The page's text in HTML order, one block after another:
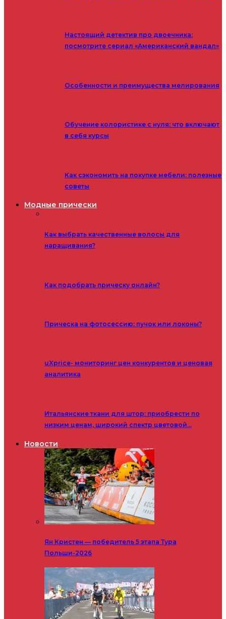
Настоящий детектив про двоечника:
посмотрите сериал «Американский вандал»
Особенности и преимущества мелирования
Обучение колористике с нуля: что включают
в себя курсы
Как сэкономить на покупке мебели: полезные
советы
Модные прически
Как выбрать качественные волосы для
наращивания?
Как подобрать прическу онлайн?
Прическа на фотосессию: пучок или локоны?
uXprice- мониторинг цен конкурентов и ценовая
аналитика
Итальянские ткани для штор: приобрести по
низким ценам, широкий спектр цветовой…
Новости
Ян Кристен — победитель 5 этапа Тура
Польши-2026